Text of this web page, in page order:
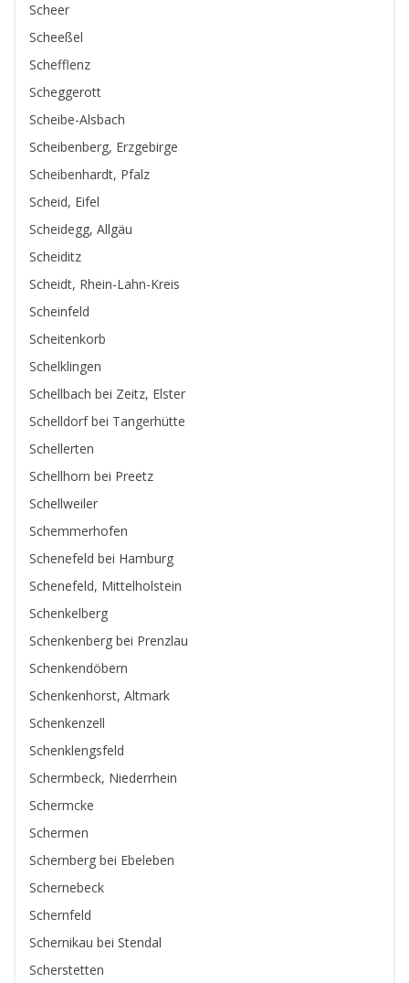
Scheer
Scheeßel
Schefflenz
Scheggerott
Scheibe-Alsbach
Scheibenberg, Erzgebirge
Scheibenhardt, Pfalz
Scheid, Eifel
Scheidegg, Allgäu
Scheiditz
Scheidt, Rhein-Lahn-Kreis
Scheinfeld
Scheitenkorb
Schelklingen
Schellbach bei Zeitz, Elster
Schelldorf bei Tangerhütte
Schellerten
Schellhorn bei Preetz
Schellweiler
Schemmerhofen
Schenefeld bei Hamburg
Schenefeld, Mittelholstein
Schenkelberg
Schenkenberg bei Prenzlau
Schenkendöbern
Schenkenhorst, Altmark
Schenkenzell
Schenklengsfeld
Schermbeck, Niederrhein
Schermcke
Schermen
Schernberg bei Ebeleben
Schernebeck
Schernfeld
Schernikau bei Stendal
Scherstetten